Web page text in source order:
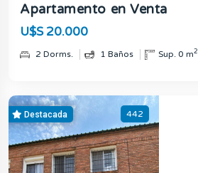
Apartamento en Venta
U$S 20.000
2 Dorms. 1 Baños Sup. 0 m2
Destacada 442